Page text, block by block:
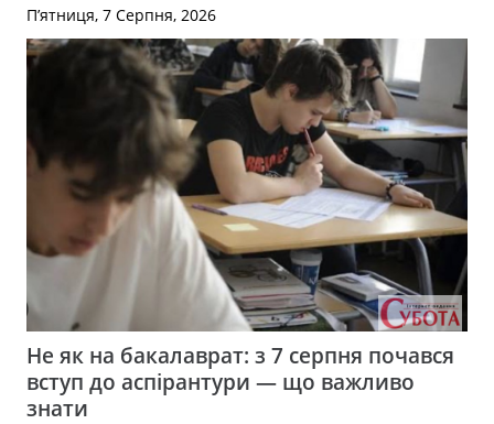
П’ятниця, 7 Серпня, 2026
Не як на бакалаврат: з 7 серпня почався
вступ до аспірантури — що важливо
знати